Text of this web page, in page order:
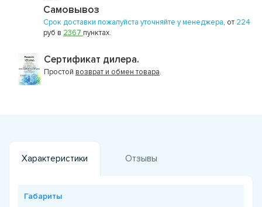
Самовывоз
Срок доставки пожалуйста уточняйте у менеджера, от 224
руб в 2367 пунктах.
Сертификат дилера.
Простой возврат и обмен товара.
Характеристики Отзывы
Габариты